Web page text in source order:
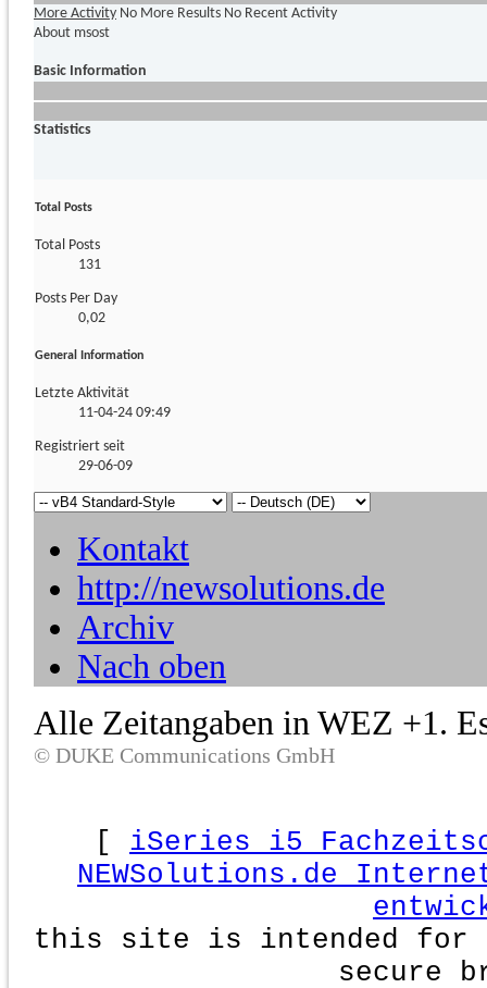
More Activity No More Results No Recent Activity
About msost
Basic Information
Statistics
Total Posts
Total Posts
131
Posts Per Day
0,02
General Information
Letzte Aktivität
11-04-24 09:49
Registriert seit
29-06-09
Kontakt
http://newsolutions.de
Archiv
Nach oben
Alle Zeitangaben in WEZ +1.
© DUKE Communications GmbH
[ iSeries i5
NEWSolutions.de
this site is intended for
secure